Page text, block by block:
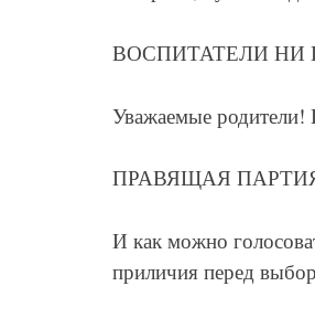
ВОСПИТАТЕЛИ НИ
Уважаемые родители!
ПРАВЯЩАЯ
И как можно
приличия перед